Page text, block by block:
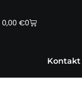
0,00 €0
Warenkorb
Kontakt